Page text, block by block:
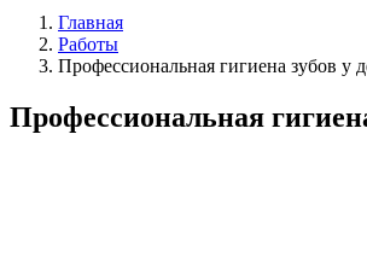
Главная
Работы
Профессиональная гигиена зубов у
Профессиональная